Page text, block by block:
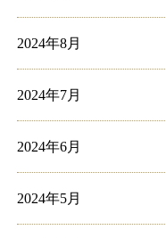
2024年8月
2024年7月
2024年6月
2024年5月